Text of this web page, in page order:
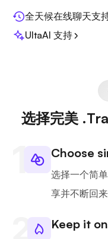
全天候在线聊天支
UltaAI 支持
选择完美
Choose
选择一个简
享并不断回来
Keep it